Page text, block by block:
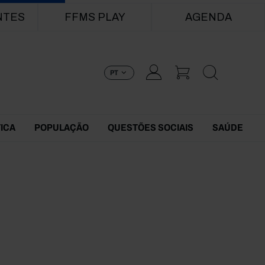
FFMS PLAY AGENDA
PT
POPULAÇÃO QUESTÕES SOCIAIS SAÚDE